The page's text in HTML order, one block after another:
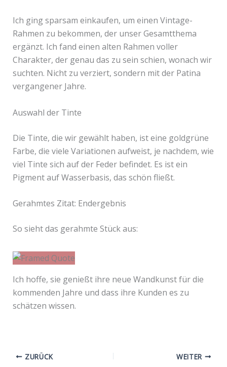
Ich ging sparsam einkaufen, um einen Vintage-
Rahmen zu bekommen, der unser Gesamtthema
ergänzt. Ich fand einen alten Rahmen voller
Charakter, der genau das zu sein schien, wonach wir
suchten. Nicht zu verziert, sondern mit der Patina
vergangener Jahre.
Auswahl der Tinte
Die Tinte, die wir gewählt haben, ist eine goldgrüne
Farbe, die viele Variationen aufweist, je nachdem, wie
viel Tinte sich auf der Feder befindet. Es ist ein
Pigment auf Wasserbasis, das schön fließt.
Gerahmtes Zitat: Endergebnis
So sieht das gerahmte Stück aus:
Ich hoffe, sie genießt ihre neue Wandkunst für die
kommenden Jahre und dass ihre Kunden es zu
schätzen wissen.
ZURÜCK WEITER